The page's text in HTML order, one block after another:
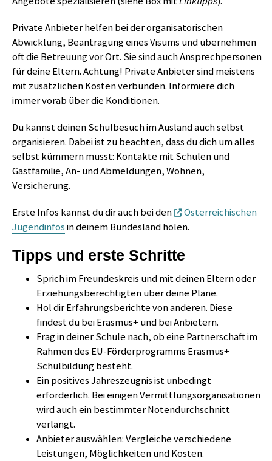
Private Anbieter helfen bei der organisatorischen
Abwicklung, Beantragung eines Visums und übernehmen
oft die Betreuung vor Ort. Sie sind auch Ansprechpersonen
für deine Eltern. Achtung! Private Anbieter sind meistens
mit zusätzlichen Kosten verbunden. Informiere dich
immer vorab über die Konditionen.
Du kannst deinen Schulbesuch im Ausland auch selbst
organisieren. Dabei ist zu beachten, dass du dich um alles
selbst kümmern musst: Kontakte mit Schulen und
Gastfamilie, An- und Abmeldungen, Wohnen,
Versicherung.
Erste Infos kannst du dir auch bei den
Österreichischen
Jugendinfosin deinem Bundesland holen.
Tipps und erste Schritte
Sprich im Freundeskreis und mit deinen Eltern oder
Erziehungsberechtigten über deine Pläne.
Hol dir Erfahrungsberichte von anderen. Diese
findest du bei Erasmus+ und bei Anbietern.
Frag in deiner Schule nach, ob eine Partnerschaft im
Rahmen des EU-Förderprogramms Erasmus+
Schulbildung besteht.
Ein positives Jahreszeugnis ist unbedingt
erforderlich. Bei einigen Vermittlungsorganisationen
wird auch ein bestimmter Notendurchschnitt
verlangt.
Anbieter auswählen: Vergleiche verschiedene
Leistungen, Möglichkeiten und Kosten.